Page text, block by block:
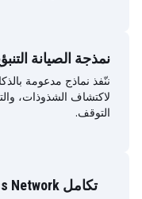
نمذجة الصيانة
لاكتشاف الشذوذات،
التوقف.
تكامل SAP Business Network